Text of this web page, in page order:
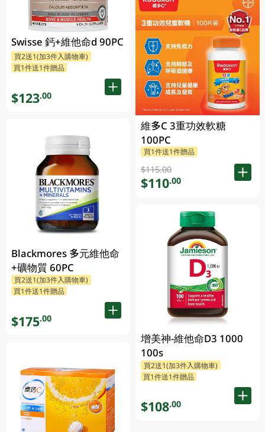
Swisse 鈣+維他命d 90PC
買2送1(加3件入購物車)
買1件送1件贈品
$123.00
Blackmores 多元維他命
+礦物質 60PC
買2送1(加3件入購物車)
買1件送1件贈品
$175.00
維多C 3重功效軟糖
100PC
買1件送1件贈品
$115.00
$110.00
增美神-維他命D3 1000
100s
買2送1(加3件入購物車)
買1件送1件贈品
$108.00